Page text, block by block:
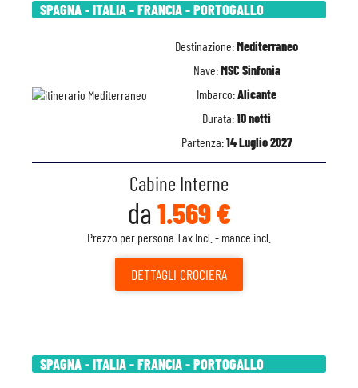
SPAGNA - ITALIA - FRANCIA - PORTOGALLO
Destinazione:Mediterraneo
Nave:MSC Sinfonia
Imbarco:Alicante
Durata:10 notti
Partenza:14 Luglio 2027
Cabine Interne
da 1.569 €
Prezzo per persona Tax Incl. - mance incl.
DETTAGLI CROCIERA
SPAGNA - ITALIA - FRANCIA - PORTOGALLO